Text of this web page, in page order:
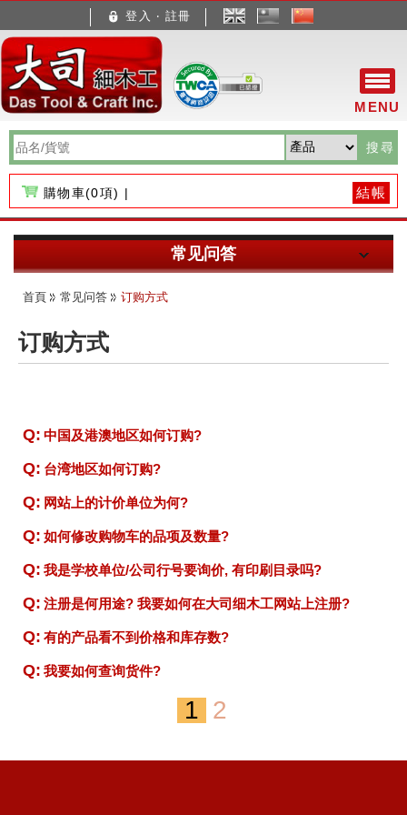
登入 ‧ 註冊
文
體
搜尋
購物車(0項) | 結帳
MENU
关于大司
最新消息
产品总览
新品入库
最新产品
推荐产品
如何购买
常用文件
木工支援
工房设置
尺吋说明
常见单位换算
木工人才
客服中心
網路銀行
付款与运费
电脑程式
木工技巧
常见问答
订购方式
电脑程式
首頁 常见问答 订购方式
订购方式
Q: 中国及港澳地区如何订购?
Q: 台湾地区如何订购?
Q: 网站上的计价单位为何?
Q: 如何修改购物车的品项及数量?
Q: 我是学校单位/公司行号要询价, 有印刷目录吗?
Q: 注册是何用途? 我要如何在大司细木工网站上注册?
Q: 有的产品看不到价格和库存数?
Q: 我要如何查询货件?
1 2